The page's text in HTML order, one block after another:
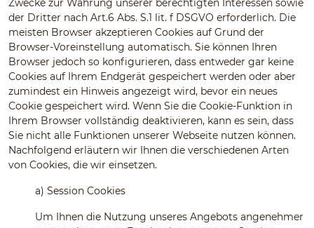
Zwecke zur Wahrung unserer berechtigten Interessen sowie
der Dritter nach Art.6 Abs. S.1 lit. f DSGVO erforderlich. Die
meisten Browser akzeptieren Cookies auf Grund der
Browser-Voreinstellung automatisch. Sie können Ihren
Browser jedoch so konfigurieren, dass entweder gar keine
Cookies auf Ihrem Endgerät gespeichert werden oder aber
zumindest ein Hinweis angezeigt wird, bevor ein neues
Cookie gespeichert wird. Wenn Sie die Cookie-Funktion in
Ihrem Browser vollständig deaktivieren, kann es sein, dass
Sie nicht alle Funktionen unserer Webseite nutzen können.
Nachfolgend erläutern wir Ihnen die verschiedenen Arten
von Cookies, die wir einsetzen.
a) Session Cookies
Um Ihnen die Nutzung unseres Angebots angenehmer